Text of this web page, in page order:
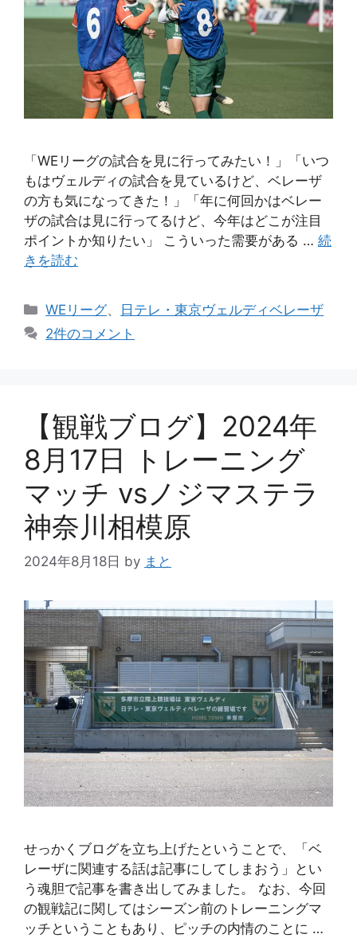
「WEリーグの試合を見に行ってみたい！」「いつ
もはヴェルディの試合を見ているけど、ベレーザ
の方も気になってきた！」「年に何回かはベレー
ザの試合は見に行ってるけど、今年はどこが注目
ポイントか知りたい」 こういった需要がある … 続
きを読む
カ
テ
ゴ
WEリーグ、 日テレ・東京ヴェルディベレーザ
2件のコメント
【観戦ブログ】2024年
8月17日 トレーニング
マッチ vsノジマステラ
神奈川相模原
2024年8月18日 by まと
せっかくブログを立ち上げたということで、「ベ
レーザに関連する話は記事にしてしまおう」とい
う魂胆で記事を書き出してみました。 なお、今回
の観戦記に関してはシーズン前のトレーニングマ
ッチということもあり、ピッチの内情のことに …